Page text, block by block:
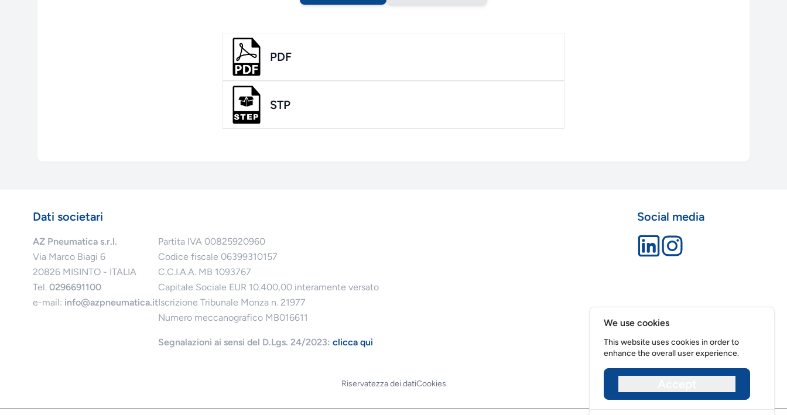
PDF
STP
Dati societari
AZ Pneumatica s.r.l.
Via Marco Biagi 6
20826 MISINTO - ITALIA
Tel. 0296691100
e-mail: info@azpneumatica.it
Partita IVA 00825920960
Codice fiscale 06399310157
C.C.I.A.A. MB 1093767
Capitale Sociale EUR 10.400,00 interamente versato
Iscrizione Tribunale Monza n. 21977
Numero meccanografico MB016611
Segnalazioni ai sensi del D.Lgs. 24/2023: clicca qui
Social media
Riservatezza dei datiCookies
We use cookies
This website uses cookies in order to
enhance the overall user experience.